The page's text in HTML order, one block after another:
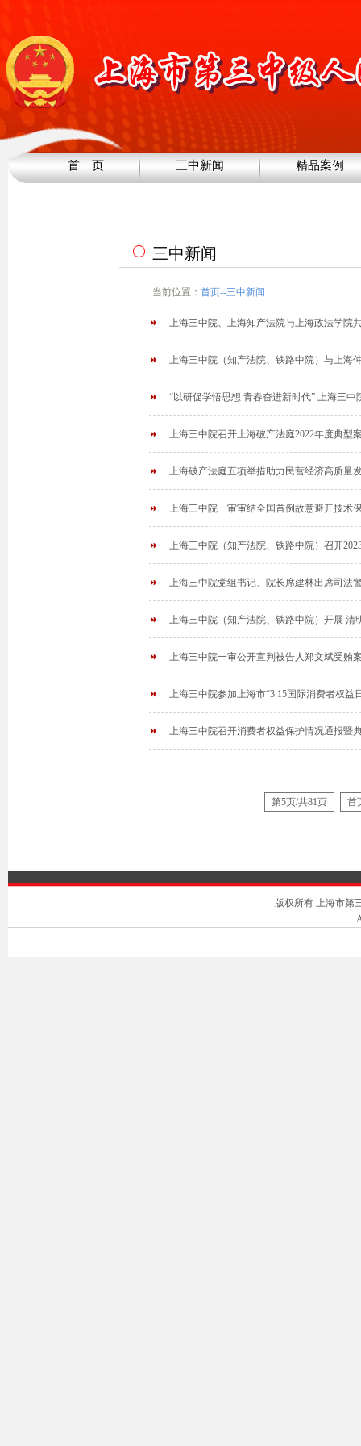
首 页 三中新闻 精品案例
三中新闻
当前位置： 首页--三中新闻
上海三中院、上海知产法院与上海政法学院
上海三中院（知产法院、铁路中院）与上海
“以研促学悟思想 青春奋进新时代” 上海三
上海三中院召开上海破产法庭2022年度典型
上海破产法庭五项举措助力民营经济高质量
上海三中院一审审结全国首例故意避开技术
上海三中院（知产法院、铁路中院）召开
上海三中院党组书记、院长席建林出席司法
上海三中院（知产法院、铁路中院）开展 清
上海三中院一审公开宣判被告人郑文斌受贿
上海三中院参加上海市“3.15国际消费者权益
上海三中院召开消费者权益保护情况通报暨
第5页/共81页 首
版权所有 上海市第